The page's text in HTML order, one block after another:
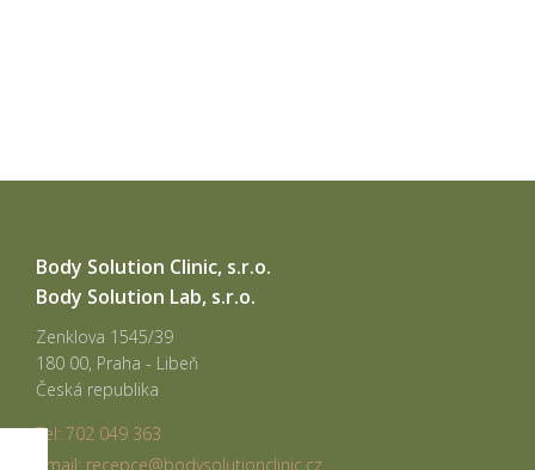
Body Solution Clinic, s.r.o.
Body Solution Lab, s.r.o.
Zenklova 1545/39
180 00, Praha - Libeň
Česká republika
Tel: 702 049 363
email: recepce@bodysolutionclinic.cz